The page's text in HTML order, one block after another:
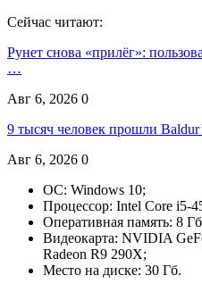
Сейчас читают:
Рунет снова «прилёг»:
…
Авг 6, 2026 0
9 тысяч человек прошли
Авг 6, 2026 0
ОС: Windows 10;
Процессор: Intel Core i5-
Оперативная память: 8
Видеокарта: NVIDIA
Radeon R9 290X;
Место на диске: 30 Гб.